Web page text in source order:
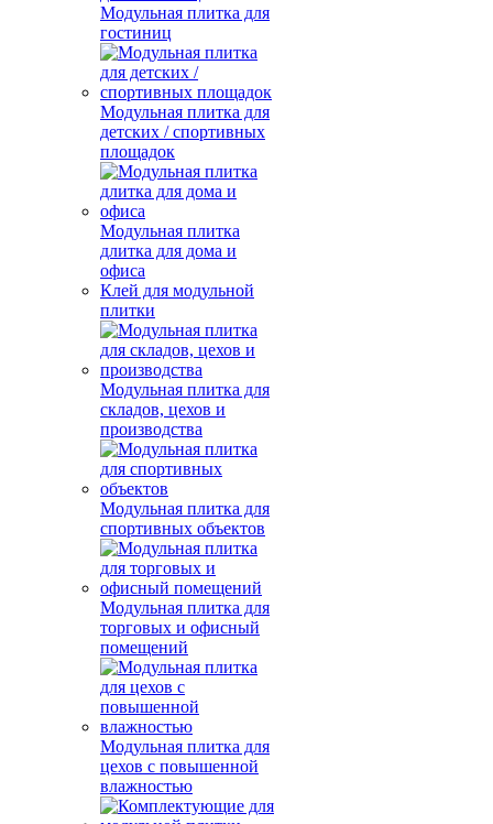
Модульная плитка для
гостиниц
Модульная плитка для
детских / спортивных
площадок
Модульная плитка
длитка для дома и
офиса
Клей для модульной
плитки
Модульная плитка для
складов, цехов и
производства
Модульная плитка для
спортивных объектов
Модульная плитка для
торговых и офисный
помещений
Модульная плитка для
цехов с повышенной
влажностью